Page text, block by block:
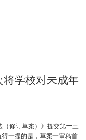
学校对未成年
（修订草案）》提交第十三
一提的是，草案一审稿首